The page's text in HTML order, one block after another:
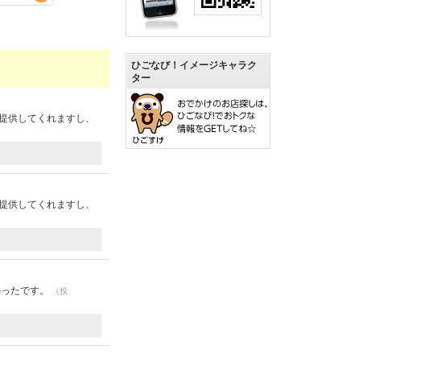
してくれますし、
してくれますし、
たです。
（投
ひごなび！イメージキャラク
ター